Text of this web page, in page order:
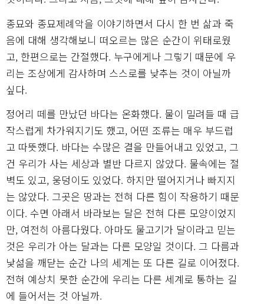
종묘와 종묘제례악을 이야기하면서 다시 한 번 삶과 죽
음에 대해 생각해보니 떠오르는 많은 순간이 위태로웠
고, 한편으로는 간절했다. 누구에게나 그렇기 때문에 우
리는 조상에게 감사하며 스스로를 낮추는 것이 아닐까
싶다.
정어리 떼를 만났던 바다는 온화했다. 물이 밀려들 때 급
작스럽게 차가워지기도 했고, 어떤 조류는 매우 부드럽
고 따뜻했다. 바다는 수많은 결을 만들어내고 있었고, 그
건 우리가 사는 세상과 별반 다르지 않았다. 물속에는 절
벽도 있고, 웅덩이도 있었다. 하지만 떨어지거나 빠지지
는 않았다. 그곳은 땅과는 전혀 다른 힘이 작용하기 때문
이다. 수면 아래서 바라보는 달은 전혀 다른 모양이었지
만, 여전히 아름다웠다. 아마도 물고기가 달이라고 믿는
것은 우리가 아는 달과는 다른 모양일 것이다. 그 다름과
낯섦을 깨닫는 순간 나의 세계는 또 다른 길로 이어졌다.
전혀 예상치 못한 순간에 우리는 다른 세계로 통하는 길
에 들어서는 것 아닐까.